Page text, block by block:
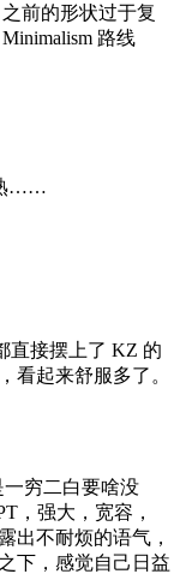
前的形状过于复
路线
……
直接摆上了 KZ 的
看起来舒服多了。
一穷二白要啥没
，强大，宽容，
出不耐烦的语气，
下，感觉自己日益